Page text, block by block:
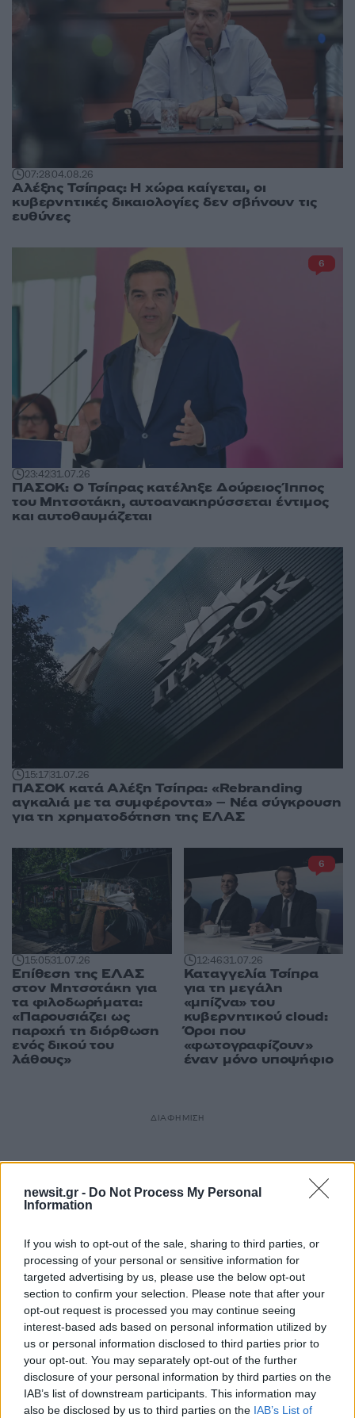
newsit.gr - Do Not Process My Personal
Information
If you wish to opt-out of the sale, sharing to third parties, or
processing of your personal or sensitive information for
targeted advertising by us, please use the below opt-out
section to confirm your selection. Please note that after your
opt-out request is processed you may continue seeing
interest-based ads based on personal information utilized by
us or personal information disclosed to third parties prior to
your opt-out. You may separately opt-out of the further
disclosure of your personal information by third parties on the
IAB’s list of downstream participants. This information may
also be disclosed by us to third parties on the IAB’s List of
07:2804.08.26
Αλέξης Τσίπρας: Η χώρα καίγεται, οι
κυβερνητικές δικαιολογίες δεν σβήνουν τις
ευθύνες
23:4231.07.26
ΠΑΣΟΚ: Ο Τσίπρας κατέληξε Δούρειος Ίππος
του Μητσοτάκη, αυτοανακηρύσσεται έντιμος
και αυτοθαυμάζεται
6
15:1731.07.26
ΠΑΣΟΚ κατά Αλέξη Τσίπρα: «Rebranding
αγκαλιά με τα συμφέροντα» – Νέα σύγκρουση
για τη χρηματοδότηση της ΕΛΑΣ
15:0531.07.26
Επίθεση της ΕΛΑΣ
στον Μητσοτάκη για
τα φιλοδωρήματα:
«Παρουσιάζει ως
παροχή τη διόρθωση
ενός δικού του
λάθους»
12:4631.07.26
Καταγγελία Τσίπρα
για τη μεγάλη
«μπίζνα» του
κυβερνητικού cloud:
Όροι που
«φωτογραφίζουν»
έναν μόνο υποψήφιο
6
ΔΙΑΦΗΜΙΣΗ